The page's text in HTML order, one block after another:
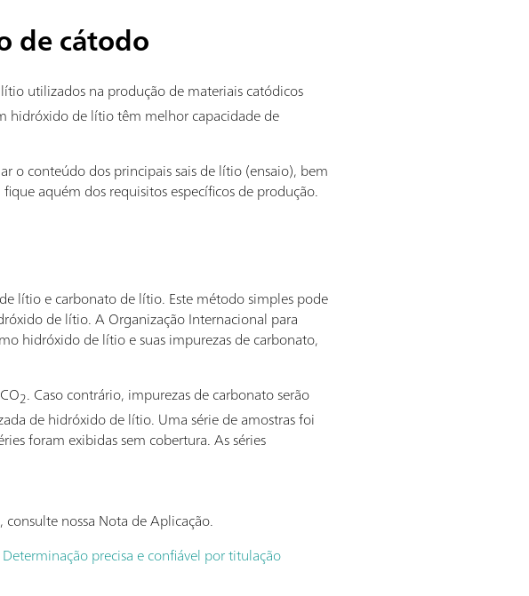
de cátodo
utilizados na produção de materiais catódicos
hidróxido de lítio têm melhor capacidade de
o conteúdo dos principais sais de lítio (ensaio), bem
aquém dos requisitos específicos de produção.
lítio e carbonato de lítio. Este método simples pode
de lítio. A Organização Internacional para
hidróxido de lítio e suas impurezas de carbonato,
2. Caso contrário, impurezas de carbonato serão
de hidróxido de lítio. Uma série de amostras foi
foram exibidas sem cobertura. As séries
nossa Nota de Aplicação.
precisa e confiável por titulação